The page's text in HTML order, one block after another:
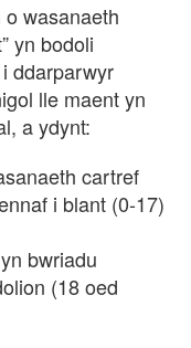
wasanaeth
yn bodoli
ddarparwyr
lle maent yn
a ydynt:
cartref
i blant (0-17)
bwriadu
(18 oed